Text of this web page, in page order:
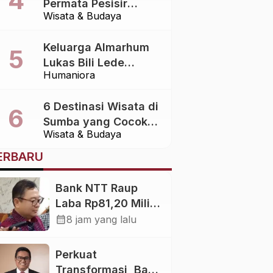
Wisata & Budaya
Permata Pesisir
Sumba Barat yang
Keindahan Alam
Alami
Humaniora
Keluarga Almarhum
Lukas Bili Lede
Sampaikan Terima
Berbagai Pihak dalam
Pemulangan Jenazah
dari Bali ke Sumba
Wisata & Budaya
6 Destinasi Wisata di
Sumba yang Cocok
untuk Liburan
Bank NTT Raup
Laba Rp81,20 Miliar
di Semester I 2026
calendar_month8 jam yang lalu
Perkuat
Transformasi, Bank